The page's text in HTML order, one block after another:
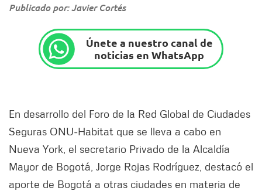
Publicado por: Javier Cortés
Únete a nuestro canal de
noticias en WhatsApp
En desarrollo del Foro de la Red Global de Ciudades
Seguras ONU-Habitat que se lleva a cabo en
Nueva York, el secretario Privado de la Alcaldía
Mayor de Bogotá, Jorge Rojas Rodríguez, destacó el
aporte de Bogotá a otras ciudades en materia de